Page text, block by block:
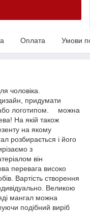
Оплата Умови
чоловіка.
придумати
логотипом. ⠀ можна
На якій також
на якому
розбирається і його
з
він
перевага високо
Вартість створення
Великою
мангал можна
подібний виріб